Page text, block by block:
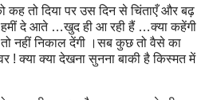
कह तो दिया पर उस दिन से चिंताएँ और बढ़
हमीं दे आते …खुद ही आ रही हैं …क्या कहेंगी
नहीं निकाल देंगी ।सब कुछ तो वैसे का
! क्या क्या देखना सुनना बाकी है किस्मत में